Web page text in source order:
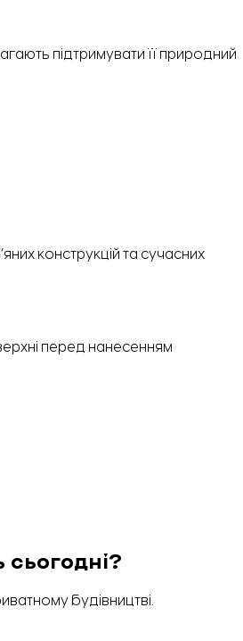
підтримувати її природний
конструкцій та сучасних
перед нанесенням
будівництві.